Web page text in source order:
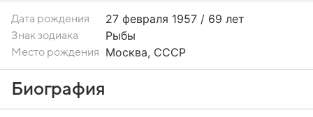
Дата рождения 27 февраля 1957 / 69 лет
Знак зодиака Рыбы
Место рождения Москва, СССР
Биография